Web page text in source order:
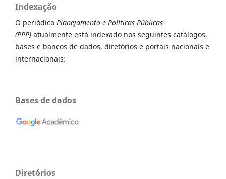
Indexação
O periódico Planejamento e Políticas Públicas
(PPP) atualmente está indexado nos seguintes catálogos,
bases e bancos de dados, diretórios e portais nacionais e
internacionais:
Bases de dados
Diretórios